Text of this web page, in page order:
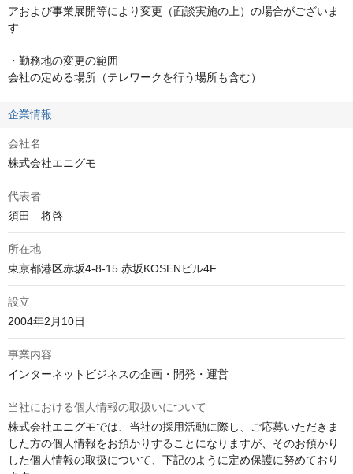
アおよび事業展開等により変更（面談実施の上）の場合がございま
す
・勤務地の変更の範囲
会社の定める場所（テレワークを行う場所も含む）
企業情報
会社名
株式会社エニグモ
代表者
須田　将啓
所在地
東京都港区赤坂4-8-15 赤坂KOSENビル4F
設立
2004年2月10日
事業内容
インターネットビジネスの企画・開発・運営
当社における個人情報の取扱いについて
株式会社エニグモでは、当社の採用活動に際し、ご応募いただきま
した方の個人情報をお預かりすることになりますが、そのお預かり
した個人情報の取扱について、下記のように定め保護に努めており